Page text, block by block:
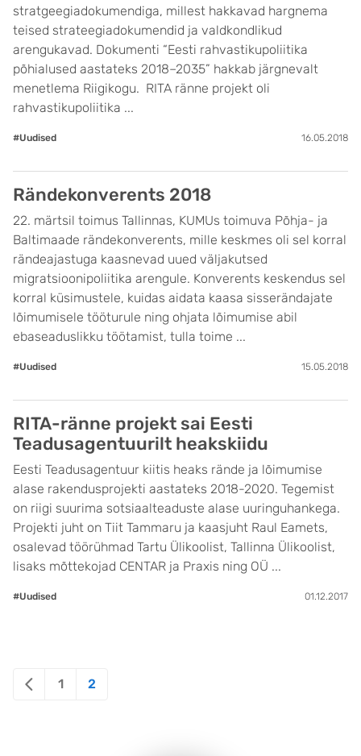
stratgeegiadokumendiga, millest hakkavad hargnema
teised strateegiadokumendid ja valdkondlikud
arengukavad. Dokumenti “Eesti rahvastikupoliitika
põhialused aastateks 2018–2035” hakkab järgnevalt
menetlema Riigikogu. RITA ränne projekt oli
rahvastikupoliitika ...
#Uudised 16.05.2018
Rändekonverents 2018
22. märtsil toimus Tallinnas, KUMUs toimuva Põhja- ja
Baltimaade rändekonverents, mille keskmes oli sel korral
rändeajastuga kaasnevad uued väljakutsed
migratsioonipoliitika arengule. Konverents keskendus sel
korral küsimustele, kuidas aidata kaasa sisserändajate
lõimumisele tööturule ning ohjata lõimumise abil
ebaseaduslikku töötamist, tulla toime ...
#Uudised 15.05.2018
RITA-ränne projekt sai Eesti
Teadusagentuurilt heakskiidu
Eesti Teadusagentuur kiitis heaks rände ja lõimumise
alase rakendusprojekti aastateks 2018-2020. Tegemist
on riigi suurima sotsiaalteaduste alase uuringuhankega.
Projekti juht on Tiit Tammaru ja kaasjuht Raul Eamets,
osalevad töörühmad Tartu Ülikoolist, Tallinna Ülikoolist,
lisaks mõttekojad CENTAR ja Praxis ning OÜ ...
#Uudised 01.12.2017
Posts
1 2